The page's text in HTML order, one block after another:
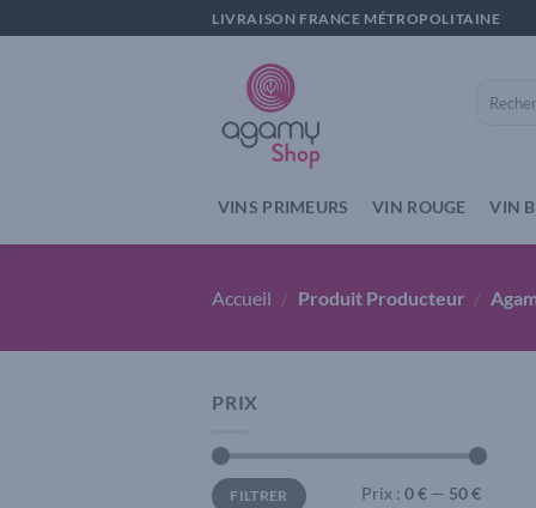
au
LIVRAISON FRANCE MÉTROPOLITAINE
pour :
VINS PRIMEURS VIN ROUGE VIN
Accueil / Produit Producteur /
PRIX
Prix
min
Prix
maxFILTRER Prix : 0 € — 50 €